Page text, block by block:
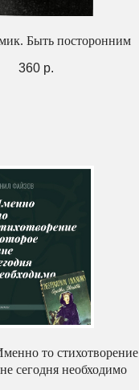
Быть посторонним
360 р.
то стихотворение
сегодня необходимо